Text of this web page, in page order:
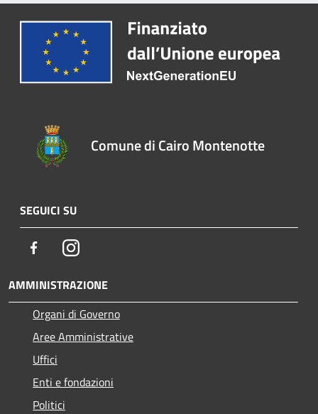
Comune di Cairo Montenotte
SEGUICI SU
FacebookInstagram
AMMINISTRAZIONE
Organi di Governo
Aree Amministrative
Uffici
Enti e fondazioni
Politici